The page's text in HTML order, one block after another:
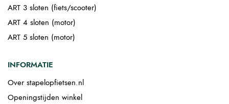
ART 3 sloten (fiets/scooter)
ART 4 sloten (motor)
ART 5 sloten (motor)
INFORMATIE
Over stapelopfietsen.nl
Openingstijden winkel